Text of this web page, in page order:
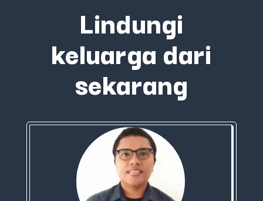
Lindungi
keluarga dari
sekarang